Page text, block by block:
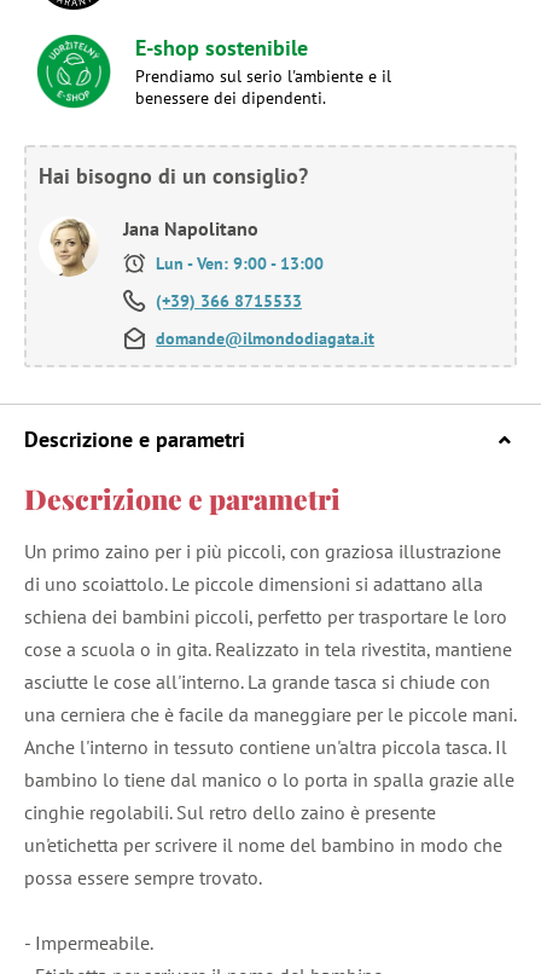
E-shop sostenibile
Prendiamo sul serio l'ambiente e il
benessere dei dipendenti.
Hai bisogno di un consiglio?
Jana Napolitano
Lun - Ven: 9:00 - 13:00
(+39) 366 8715533
domande@ilmondodiagata.it
Descrizione e parametri
Descrizione e parametri
Un primo zaino per i più piccoli, con graziosa illustrazione
di uno scoiattolo. Le piccole dimensioni si adattano alla
schiena dei bambini piccoli, perfetto per trasportare le loro
cose a scuola o in gita. Realizzato in tela rivestita, mantiene
asciutte le cose all'interno. La grande tasca si chiude con
una cerniera che è facile da maneggiare per le piccole mani.
Anche l'interno in tessuto contiene un'altra piccola tasca. Il
bambino lo tiene dal manico o lo porta in spalla grazie alle
cinghie regolabili. Sul retro dello zaino è presente
un'etichetta per scrivere il nome del bambino in modo che
possa essere sempre trovato.
- Impermeabile.